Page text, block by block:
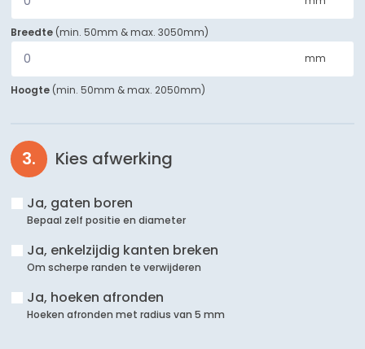
Breedte (min. 50mm &max. 3050mm)
mm
Hoogte (min. 50mm &max. 2050mm)
Kies afwerking
Ja, gaten boren
Bepaal zelf positie en diameter
Ja, enkelzijdig kanten breken
Om scherpe randen te verwijderen
Ja, hoeken afronden
Hoeken afronden met radius van 5 mm